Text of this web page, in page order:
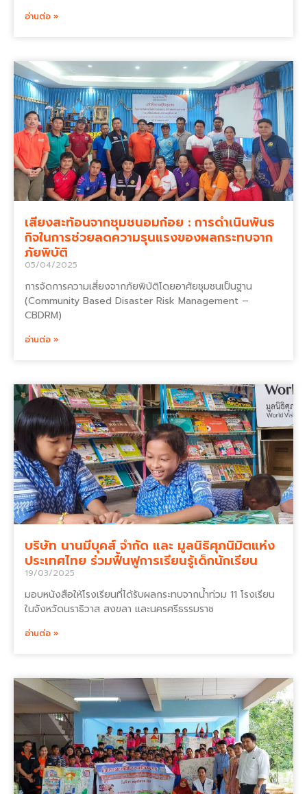
อ่านต่อ »
เสียงสะท้อนจากชุมชนอมก๋อย : การดำเนินพันธ
กิจในการช่วยลดความรุนแรงของผลกระทบจาก
ภัยพิบัติ
05/04/2025
การจัดการความเสี่ยงจากภัยพิบัติโดยอาศัยชุมชนเป็นฐาน
(Community Based Disaster Risk Management –
CBDRM)
อ่านต่อ »
บริษัท นานมีบุคส์ จำกัด และ มูลนิธิศุภนิมิตแห่ง
ประเทศไทย ร่วมฟื้นฟูการเรียนรู้เด็กนักเรียน
19/03/2025
มอบหนังสือให้โรงเรียนที่ได้รับผลกระทบจากน้ำท่วม 11 โรงเรียน
ในจังหวัดนราธิวาส สงขลา และนครศรีธรรมราช
อ่านต่อ »